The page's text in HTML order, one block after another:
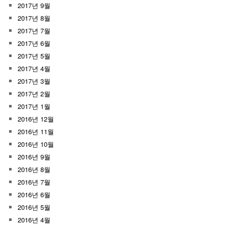
2017년 9월
2017년 8월
2017년 7월
2017년 6월
2017년 5월
2017년 4월
2017년 3월
2017년 2월
2017년 1월
2016년 12월
2016년 11월
2016년 10월
2016년 9월
2016년 8월
2016년 7월
2016년 6월
2016년 5월
2016년 4월